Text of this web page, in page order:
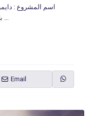
اسم المشروع :
...
Email